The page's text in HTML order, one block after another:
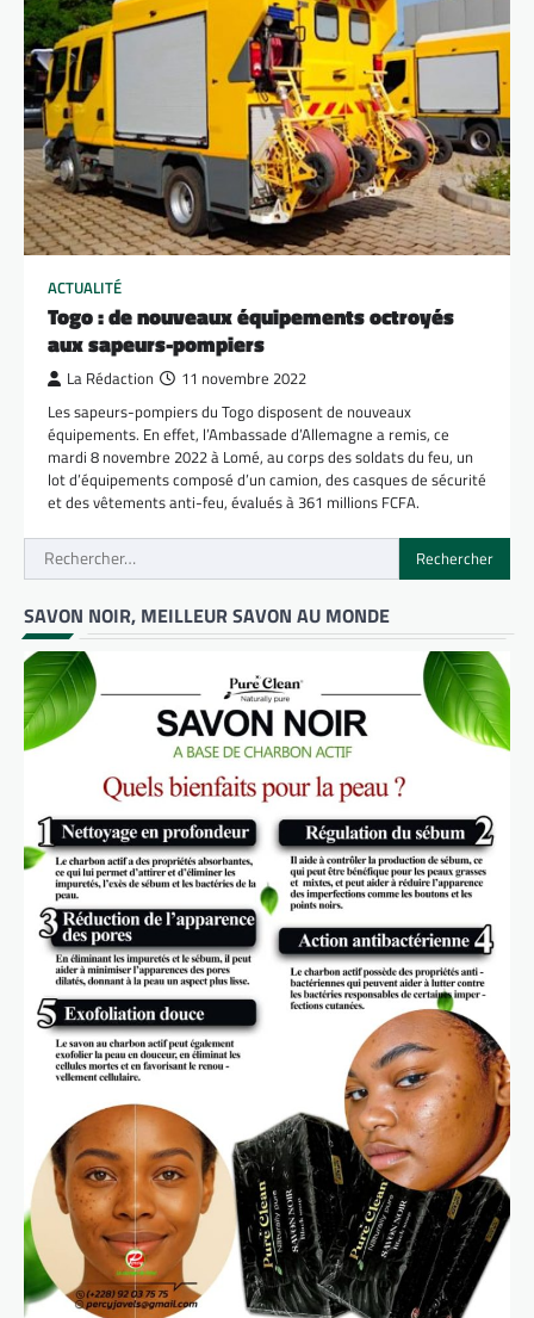
ACTUALITÉ
Togo : de nouveaux équipements octroyés
aux sapeurs-pompiers
La Rédaction 11 novembre 2022
Les sapeurs-pompiers du Togo disposent de nouveaux
équipements. En effet, l’Ambassade d’Allemagne a remis, ce
mardi 8 novembre 2022 à Lomé, au corps des soldats du feu, un
lot d’équipements composé d’un camion, des casques de sécurité
et des vêtements anti-feu, évalués à 361 millions FCFA.
Rechercher :
SAVON NOIR, MEILLEUR SAVON AU MONDE